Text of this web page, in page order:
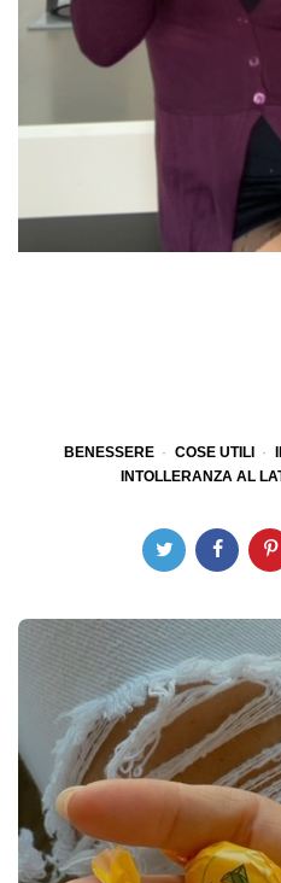
BENESSERE COSE UTILI
INTOLLERANZA AL
Post
navigation